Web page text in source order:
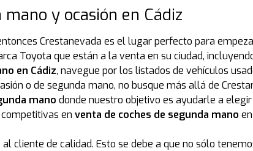
y ocasión en Cádiz
Crestanevada es el lugar perfecto para
Toyota que están a la venta en su ciudad,
en Cádiz, navegue por los listados de vehículos
o de segunda mano, no busque más allá de
mano donde nuestro objetivo es ayudarle a
competitivas enventa de coches de segunda mano
cliente de calidad. Esto se debe a que no sólo